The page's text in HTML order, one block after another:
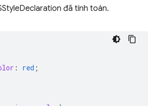
đã tính toán.
: red ;